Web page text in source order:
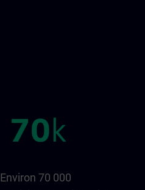
Environ 70 000